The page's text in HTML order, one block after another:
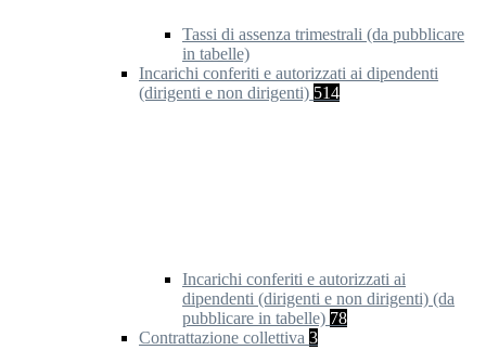
Tassi di assenza trimestrali (da pubblicare
in tabelle)
Incarichi conferiti e autorizzati ai dipendenti
(dirigenti e non dirigenti) 514
Incarichi conferiti e autorizzati ai
dipendenti (dirigenti e non dirigenti) (da
pubblicare in tabelle) 78
Contrattazione collettiva 3